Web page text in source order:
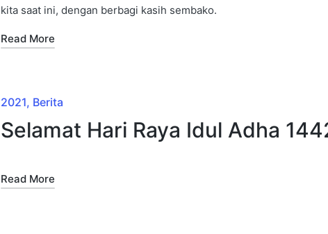
kita saat ini, dengan berbagi kasih sembako.
Read More
2021 Berita
Selamat Hari Raya Idul Adha
Read More